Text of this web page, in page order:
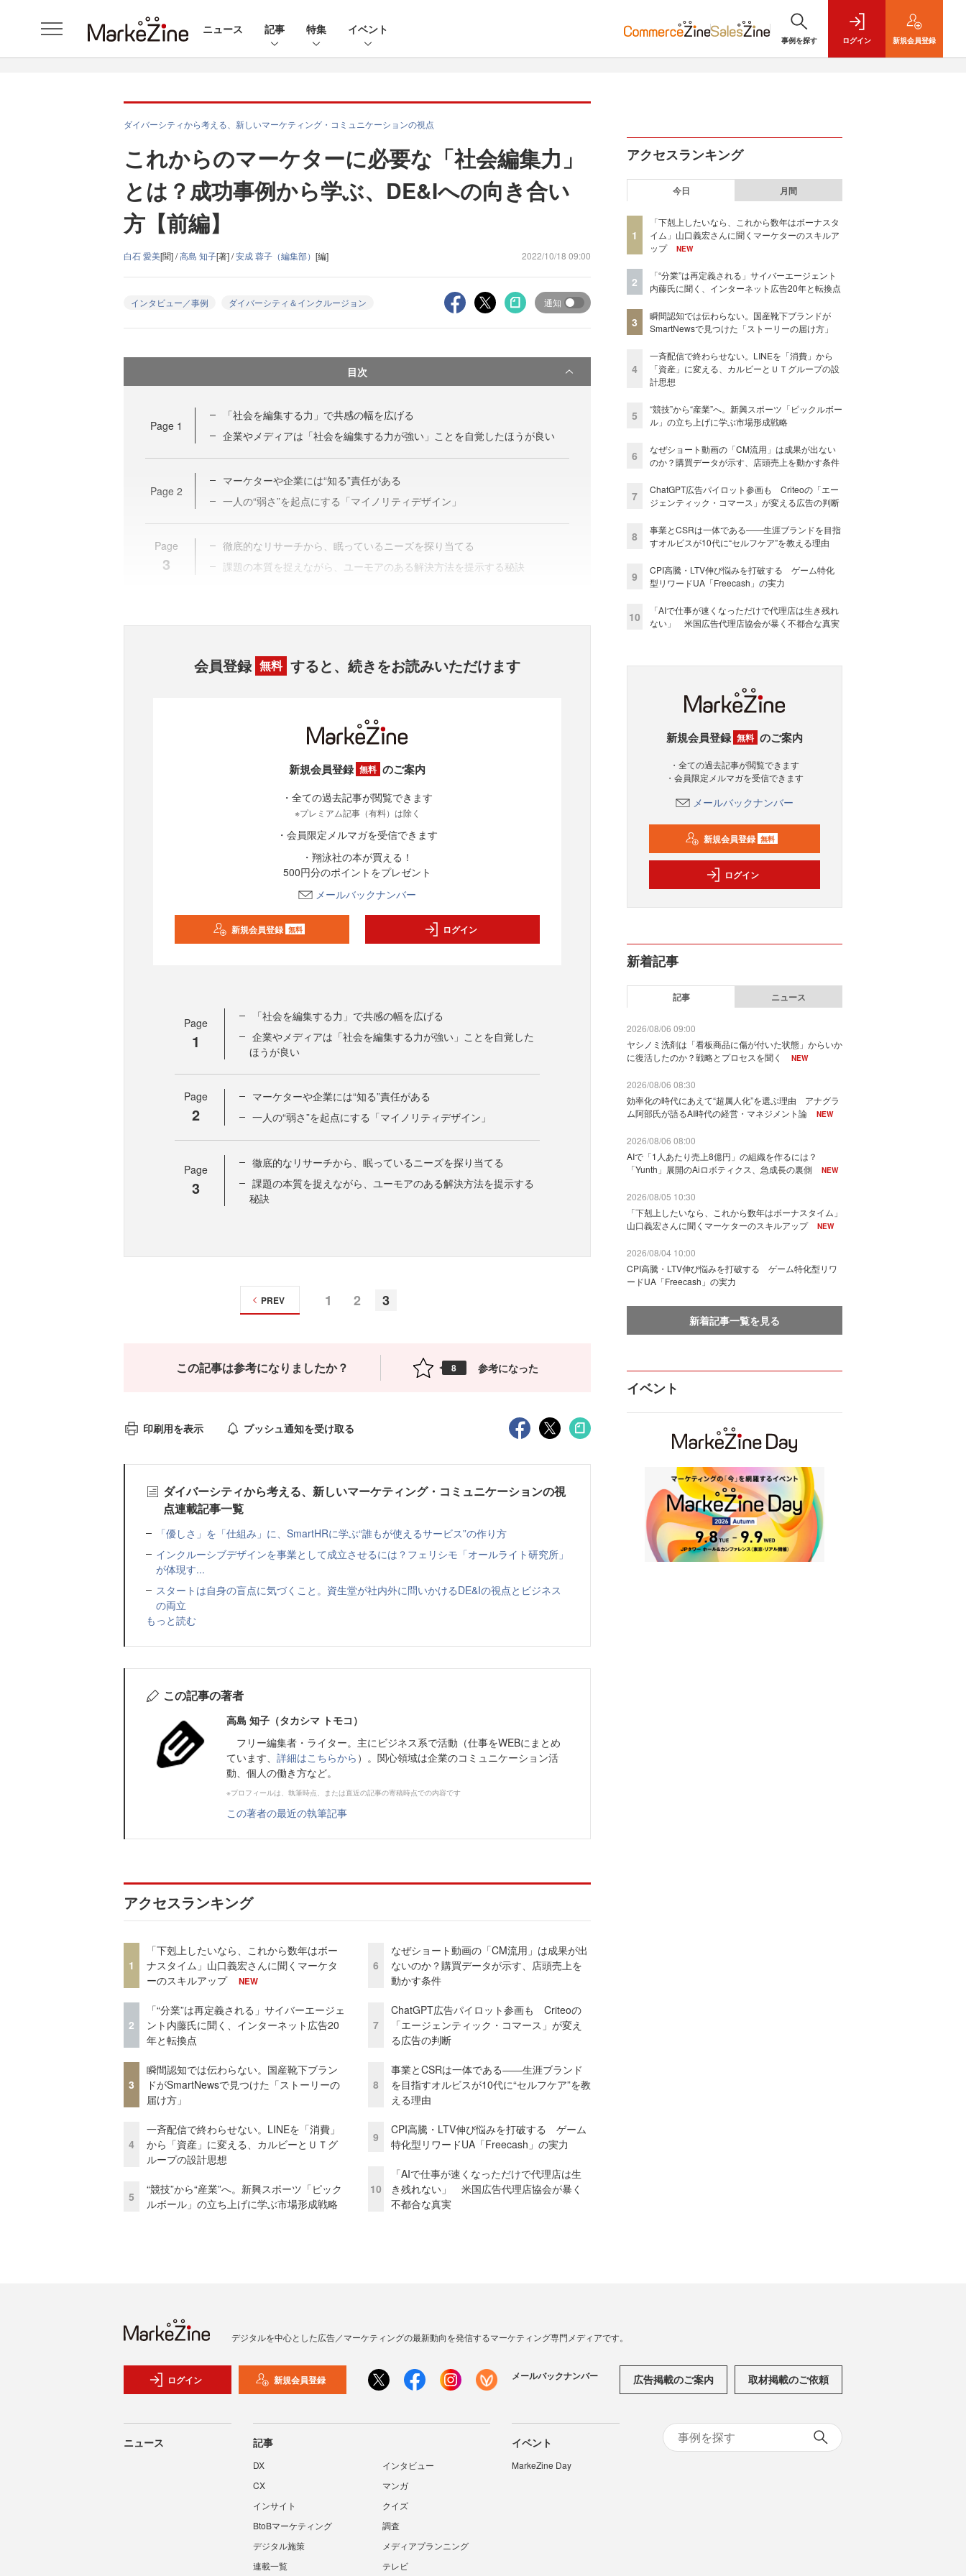
ニュース 記事 特集 イベント
事例を探す ログイン 新規会員登録
ダイバーシティから考える、新しいマーケティング・コミュニケーションの視点
これからのマーケターに必要な「社会編集力」
とは？成功事例から学ぶ、DE&Iへの向き合い
方【前編】
白石 愛美[聞] /高島 知子[著] /安成 蓉子（編集部） [編] 2022/10/18 09:00
インタビュー／事例 ダイバーシティ＆インクルージョン 通知
目次
Page 1
「社会を編集する力」で共感の幅を広げる
企業やメディアは「社会を編集する力が強い」ことを自覚したほうが良い
Page 2
マーケターや企業には“知る”責任がある
一人の“弱さ”を起点にする「マイノリティデザイン」
Page
3
徹底的なリサーチから、眠っているニーズを探り当てる
課題の本質を捉えながら、ユーモアのある解決方法を提示する秘訣
会員登録 無料 すると、続きをお読みいただけます
新規会員登録 無料 のご案内
・全ての過去記事が閲覧できます
※プレミアム記事（有料）は除く
・会員限定メルマガを受信できます
・翔泳社の本が買える！
500円分のポイントをプレゼント
メールバックナンバー
新規会員登録 無料 ログイン
Page
1
「社会を編集する力」で共感の幅を広げる
企業やメディアは「社会を編集する力が強い」ことを自覚した
ほうが良い
Page
2
マーケターや企業には“知る”責任がある
一人の“弱さ”を起点にする「マイノリティデザイン」
Page
3
徹底的なリサーチから、眠っているニーズを探り当てる
課題の本質を捉えながら、ユーモアのある解決方法を提示する
秘訣
1 2 3
PREV
この記事は参考になりましたか？ 8 参考になった
印刷用を表示 プッシュ通知を受け取る
ダイバーシティから考える、新しいマーケティング・コミュニケーションの視
点連載記事一覧
「優しさ」を「仕組み」に、SmartHRに学ぶ“誰もが使えるサービス”の作り方
インクルーシブデザインを事業として成立させるには？フェリシモ「オールライト研究所」
が体現す...
スタートは自身の盲点に気づくこと。資生堂が社内外に問いかけるDE&Iの視点とビジネス
の両立
もっと読む
この記事の著者
高島 知子（タカシマ トモコ）
フリー編集者・ライター。主にビジネス系で活動（仕事をWEBにまとめ
ています、 詳細はこちらから ）。関心領域は企業のコミュニケーション活
動、個人の働き方など。
※プロフィールは、執筆時点、または直近の記事の寄稿時点での内容です
この著者の最近の執筆記事
アクセスランキング
1
「下剋上したいなら、これから数年はボー
ナスタイム」山口義宏さんに聞くマーケタ
ーのスキルアップ
NEW
2
「“分業”は再定義される」サイバーエージェ
ント内藤氏に聞く、インターネット広告20
年と転換点
3
瞬間認知では伝わらない。国産靴下ブラン
ドがSmartNewsで見つけた「ストーリーの
届け方」
4
一斉配信で終わらせない。LINEを「消費」
から「資産」に変える、カルビーとＵＴグ
ループの設計思想
5
“競技”から“産業”へ。新興スポーツ「ピック
ルボール」の立ち上げに学ぶ市場形成戦略
6
なぜショート動画の「CM流用」は成果が出
ないのか？購買データが示す、店頭売上を
動かす条件
7
ChatGPT広告パイロット参画も Criteoの
「エージェンティック・コマース」が変え
る広告の判断
8
事業とCSRは一体である――生涯ブランド
を目指すオルビスが10代に“セルフケア”を教
える理由
9
CPI高騰・LTV伸び悩みを打破する ゲーム
特化型リワードUA「Freecash」の実力
10
「AIで仕事が速くなっただけで代理店は生
き残れない」 米国広告代理店協会が暴く
不都合な真実
アクセスランキング
今日 月間
1
「下剋上したいなら、これから数年はボーナスタ
イム」山口義宏さんに聞くマーケターのスキルア
ップ
NEW
2
「“分業”は再定義される」サイバーエージェント
内藤氏に聞く、インターネット広告20年と転換点
3
瞬間認知では伝わらない。国産靴下ブランドが
SmartNewsで見つけた「ストーリーの届け方」
4
一斉配信で終わらせない。LINEを「消費」から
「資産」に変える、カルビーとＵＴグループの設
計思想
5
“競技”から“産業”へ。新興スポーツ「ピックルボー
ル」の立ち上げに学ぶ市場形成戦略
6
なぜショート動画の「CM流用」は成果が出ない
のか？購買データが示す、店頭売上を動かす条件
7
ChatGPT広告パイロット参画も Criteoの「エー
ジェンティック・コマース」が変える広告の判断
8
事業とCSRは一体である――生涯ブランドを目指
すオルビスが10代に“セルフケア”を教える理由
9
CPI高騰・LTV伸び悩みを打破する ゲーム特化
型リワードUA「Freecash」の実力
10
「AIで仕事が速くなっただけで代理店は生き残れ
ない」 米国広告代理店協会が暴く不都合な真実
新規会員登録 無料 のご案内
・全ての過去記事が閲覧できます
・会員限定メルマガを受信できます
メールバックナンバー
新規会員登録 無料
ログイン
新着記事
記事 ニュース
2026/08/06 09:00
ヤシノミ洗剤は「看板商品に傷が付いた状態」からいか
に復活したのか？戦略とプロセスを聞く
NEW
2026/08/06 08:30
効率化の時代にあえて“超属人化”を選ぶ理由 アナグラ
ム阿部氏が語るAI時代の経営・マネジメント論
NEW
2026/08/06 08:00
AIで「1人あたり売上8億円」の組織を作るには？
「Yunth」展開のAiロボティクス、急成長の裏側
NEW
2026/08/05 10:30
「下剋上したいなら、これから数年はボーナスタイム」
山口義宏さんに聞くマーケターのスキルアップ
NEW
2026/08/04 10:00
CPI高騰・LTV伸び悩みを打破する ゲーム特化型リワ
ードUA「Freecash」の実力
新着記事一覧を見る
イベント
デジタルを中心とした広告／マーケティングの最新動向を発信するマーケティング専門メディアです。
ログイン 新規会員登録 メールバックナンバー 広告掲載のご案内 取材掲載のご依頼
ニュース 記事
DX
インタビュー
CX
マンガ
インサイト
クイズ
BtoBマーケティング
調査
デジタル施策
メディアプランニング
連載一覧
テレビ
イベント
MarkeZine Day